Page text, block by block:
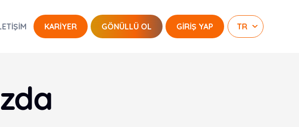
KARİYER GÖNÜLLÜ OL GİRİŞ YAP